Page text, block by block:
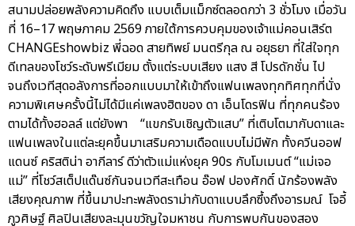
สนามปล่อยพลังความคิดถึง แบบเต็มแม็กซ์ตลอดกว่า 3 ชั่วโมง เมื่อวัน
ที่ 16–17 พฤษภาคม 2569 ภายใต้การควบคุมของเจ้าแม่คอนเสิร์ต
CHANGEshowbiz พี่ฉอด สายทิพย์ มนตรีกุล ณ อยุธยา ที่ใส่ใจทุก
ดีเทลของโชว์ระดับพรีเมียม ตั้งแต่ระบบเสียง แสง สี โปรดักชั่น ไป
จนถึงเวทีสุดอลังการที่ออกแบบมาให้เข้าถึงแฟนเพลงทุกทิศทุกที่นั่ง
ความพิเศษครั้งนี้ไม่ได้มีแค่เพลงฮิตของ ดา เอ็นโดรฟิน ที่ทุกคนร้อง
ตามได้ทั้งฮอลล์ แต่ยังพา “แขกรับเชิญตัวแสบ” ที่เติบโตมากับดาและ
แฟนเพลงในแต่ละยุคขึ้นมาเสริมความเดือดแบบไม่มีพัก ทั้งควีนออฟ
แดนซ์ คริสติน่า อากีลาร์ ดีว่าตัวแม่แห่งยุค 90s กับโมเมนต์ “แม่เจอ
แม่” ที่โชว์สเต็ปแด๊นซ์กันจนเวทีสะเทือน อ๊อฟ ปองศักดิ์ นักร้องพลัง
เสียงคุณภาพ ที่ขึ้นมาปะทะพลังดราม่ากับดาแบบลึกซึ้งถึงอารมณ์ โจอี้
ภูวศิษฐ์ ศิลปินเสียงละมุนขวัญใจมหาชน กับการพบกันของสอง